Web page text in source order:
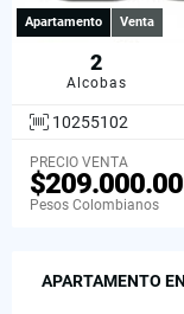
Apartamento Venta
2
Alcobas
10255102
PRECIO VENTA
Pesos Colombianos
APARTAMENTO